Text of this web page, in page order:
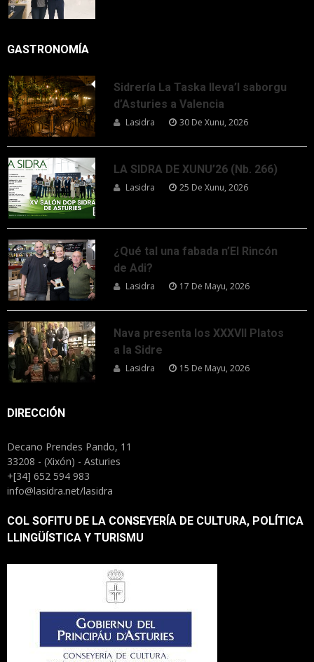
GASTRONOMÍA
Sidrería La Taska lleva’l saborgu
d’Asturies a Valencia
Lasidra 30 De Xunu, 2026
LA SIDRA DE XUNU’26 (Nb. 266)
Lasidra 25 De Xunu, 2026
¿Qué tal una fabada n’El Rincón
de Adi?
Lasidra 17 De Mayu, 2026
Nava presenta los XXXVII Platos
a la Sidre
Lasidra 15 De Mayu, 2026
DIRECCIÓN
Decano Prendes Pando, 11
33208 - (Xixón) - Asturies
+[34] 652 594 983
info@lasidra.net/lasidra
COL SOFITU DE LA CONSEYERÍA DE CULTURA, POLÍTICA
LLINGÜÍSTICA Y TURISMU